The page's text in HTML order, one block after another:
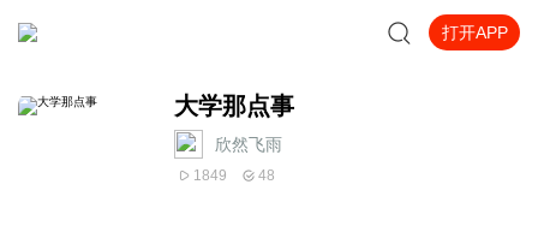
打开APP
大学那点事
欣然飞雨
1849 48